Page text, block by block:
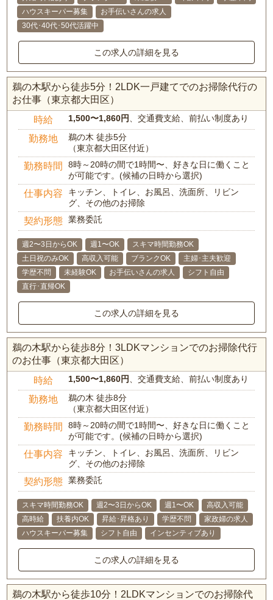
ハウスキーパー募集
お手伝いさんの求人
30代･40代･50代活躍中
この求人の詳細を見る
鵜の木駅から徒歩5分！2LDK一戸建てでのお掃除代行の
お仕事（東京都大田区）
時給 1,500〜1,860円 、交通費支給、前払い制度あり
勤務地
鵜の木 徒歩5分
（東京都大田区付近）
勤務時間
8時～20時の間で1時間〜、好きな日に働くこと
が可能です。(候補の日時から選択)
仕事内容
キッチン、トイレ、お風呂、洗面所、リビン
グ、その他のお掃除
契約形態 業務委託
週2〜3日からOK 週1〜OK
スキマ時間勤務OK
土日祝のみOK
高収入可能 ブランクOK
主婦･主夫歓迎
学歴不問
未経験OK お手伝いさんの求人
シフト自由
直行･直帰OK
この求人の詳細を見る
鵜の木駅から徒歩8分！3LDKマンションでのお掃除代行
のお仕事（東京都大田区）
時給 1,500〜1,860円 、交通費支給、前払い制度あり
勤務地
鵜の木 徒歩8分
（東京都大田区付近）
勤務時間
8時～20時の間で1時間〜、好きな日に働くこと
が可能です。(候補の日時から選択)
仕事内容
キッチン、トイレ、お風呂、洗面所、リビン
グ、その他のお掃除
契約形態 業務委託
スキマ時間勤務OK 週2〜3日からOK 週1〜OK
高収入可能
高時給
扶養内OK 昇給･昇格あり 学歴不問
家政婦の求人
ハウスキーパー募集
シフト自由 インセンティブあり
この求人の詳細を見る
鵜の木駅から徒歩10分！2LDKマンションでのお掃除代